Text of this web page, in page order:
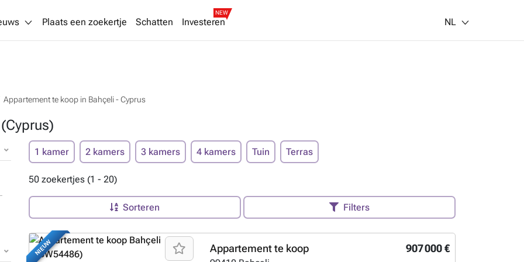
Plaats een zoekertje Schatten Investeren
NEW
NL
Appartement te koop in Bahçeli - Cyprus
1 kamer 2 kamers 3 kamers 4 kamers Tuin Terras
50 zoekertjes (1 - 20)
Sorteren Filters
NIEUW 907 000 €
Appartement te koop